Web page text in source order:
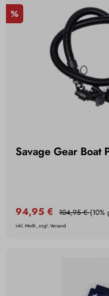
%
Savage Gear Boat
94,95 € 104,95 €(10%
inkl. MwSt., zzgl. Versand